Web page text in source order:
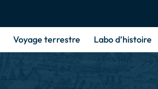
Voyage terrestre Labo d’histoire